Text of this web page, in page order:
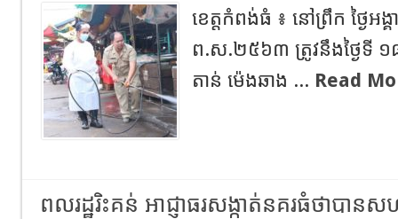
ខេត្តកំពង់ធំ ៖ នៅព្រឹក ថ្ងៃអង្គ
ព.ស.២៥៦៣ ត្រូវនឹងថ្ងៃទី
តាន់ ម៉េងឆាង ... Read
ពល​រដ្ឋ​រិះគន់​ អាជ្ញាធរសង្កាត់នគរធំថាបា